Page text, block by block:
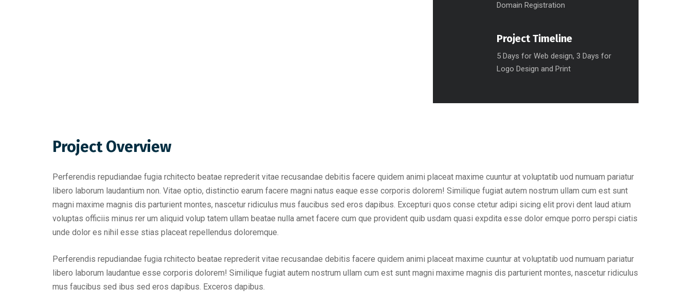
Domain Registration
Project Timeline
5 Days for Web design, 3 Days for
Logo Design and Print
Project Overview
Perferendis repudiandae fugia rchitecto beatae reprederit vitae recusandae debitis facere quidem animi placeat maxime cuuntur at voluptatib uod numuam pariatur
libero laborum laudantium non. Vitae optio, distinctio earum facere magni natus eaque esse corporis dolorem! Similique fugiat autem nostrum ullam cum est sunt
magni maxime magnis dis parturient montes, nascetur ridiculus mus faucibus sed eros dapibus. Excepturi quos conse ctetur adipi sicing elit provi dent laud atium
voluptas officiis minus rer um aliquid volup tatem ullam beatae nulla amet facere cum que provident quib usdam quasi expdita esse dolor emque porro perspi ciatis
unde dolor es nihil esse stias placeat repellendus doloremque.
Perferendis repudiandae fugia rchitecto beatae reprederit vitae recusandae debitis facere quidem animi placeat maxime cuuntur at voluptatib uod numuam pariatur
libero laborum laudantue esse corporis dolorem! Similique fugiat autem nostrum ullam cum est sunt magni maxime magnis dis parturient montes, nascetur ridiculus
mus faucibus sed ibus sed eros dapibus. Exceros dapibus.